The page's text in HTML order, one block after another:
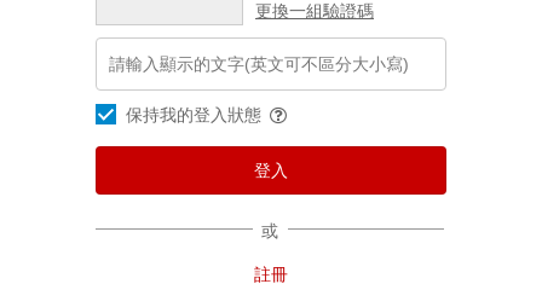
更換一組驗證碼
保持我的登入狀態
或